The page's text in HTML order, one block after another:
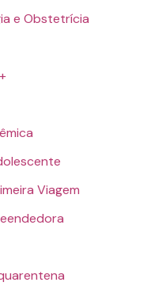
e Obstetrícia
Viagem